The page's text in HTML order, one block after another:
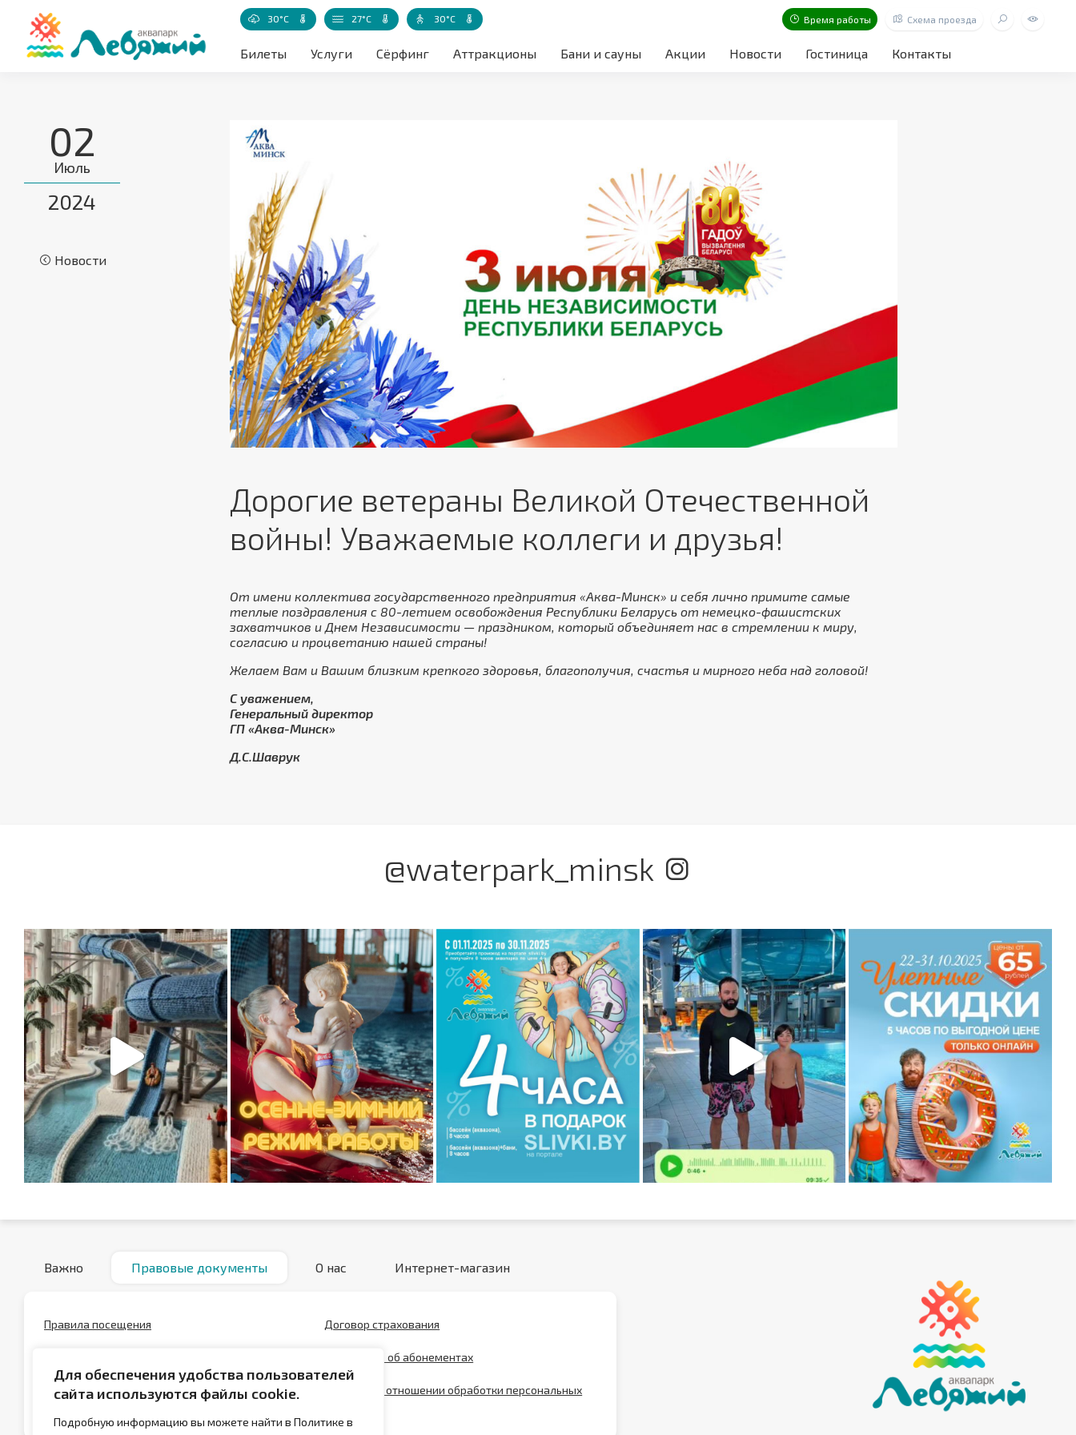
Для обеспечения удобства пользователей
сайта используются файлы cookie.
Подробную информацию вы можете найти в Политике в
30°C Температура воздуха акватории
27°C Температура воды
30°C Время работы Схема проезда
Билеты Услуги Сёрфинг Аттракционы Бани и сауны Акции Новости Гостиница Контакты
02
Июль
2024
Новости
Дорогие ветераны Великой Отечественной
войны! Уважаемые коллеги и друзья!
От имени коллектива государственного предприятия «Аква-Минск» и себя лично примите самые
теплые поздравления с 80-летием освобождения Республики Беларусь от немецко-фашистских
захватчиков и Днем Независимости — праздником, который объединяет нас в стремлении к миру,
согласию и процветанию нашей страны!
Желаем Вам и Вашим близким крепкого здоровья, благополучия, счастья и мирного неба над головой!
С уважением,
Генеральный директор
ГП «Аква-Минск»
Д.С.Шаврук
@waterpark_minsk
Важно Правовые документы О нас Интернет-магазин
Правила посещения Договор страхования
Положение об абонементах
Положение о сертификатах
Политика в отношении обработки персональных